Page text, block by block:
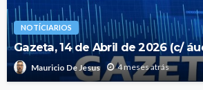
NOTÍCIARIOS
Gazeta, 14 de Abril de 2026 (c/
Mauricio De Jesus 4 meses atrás